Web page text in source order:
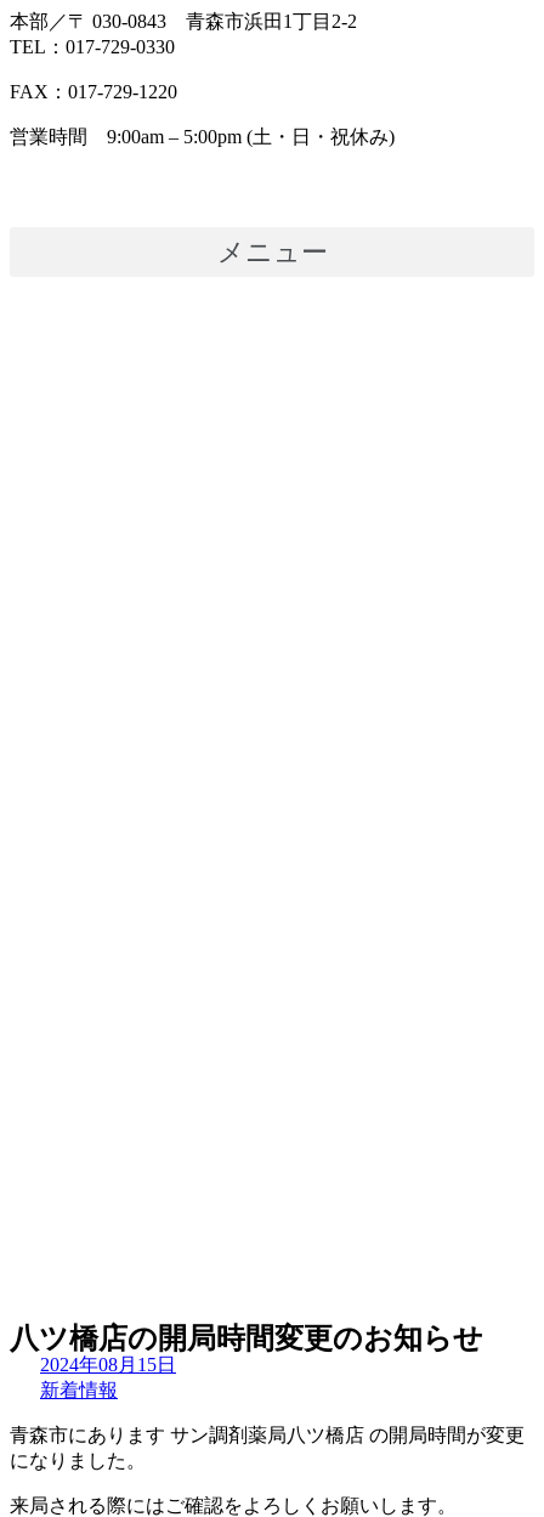
本部／〒 030-0843 青森市浜田1丁目2-2
TEL：017-729-0330
FAX：017-729-1220
営業時間 9:00am – 5:00pm (土・日・祝休み)
メニュー
八ツ橋店の開局時間変更のお知らせ
2024年08月15日
新着情報
青森市にあります サン調剤薬局八ツ橋店 の開局時間が変更
になりました。
来局される際にはご確認をよろしくお願いします。